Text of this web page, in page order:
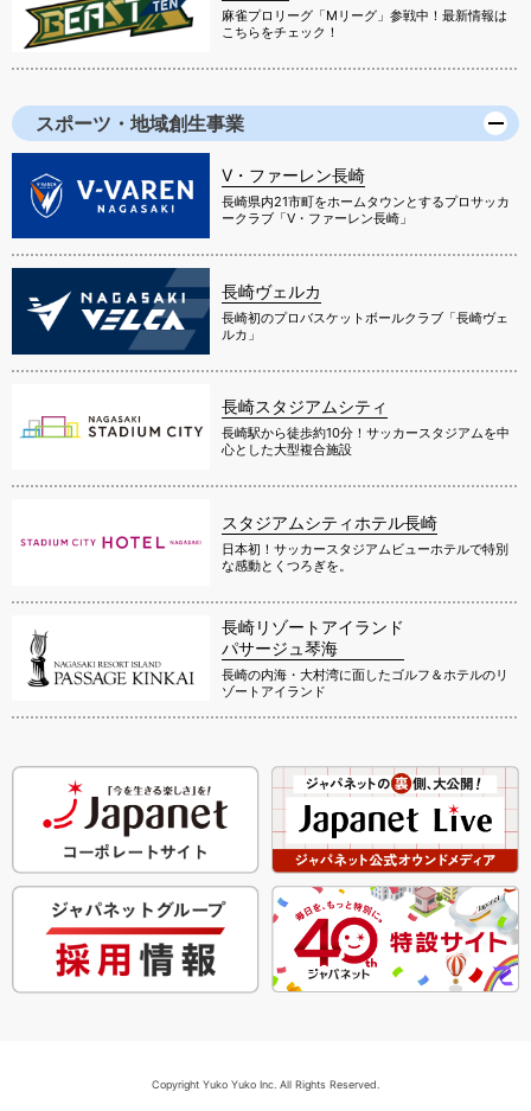
麻雀プロリーグ「Mリーグ」参戦中！最新情報は
こちらをチェック！
スポーツ・地域創生事業
V・ファーレン長崎
長崎県内21市町をホームタウンとするプロサッカ
ークラブ「V・ファーレン長崎」
長崎ヴェルカ
長崎初のプロバスケットボールクラブ「長崎ヴェ
ルカ」
長崎スタジアムシティ
長崎駅から徒歩約10分！サッカースタジアムを中
心とした大型複合施設
スタジアムシティホテル長崎
日本初！サッカースタジアムビューホテルで特別
な感動とくつろぎを。
長崎リゾートアイランド
パサージュ琴海
長崎の内海・大村湾に面したゴルフ＆ホテルのリ
ゾートアイランド
Copyright Yuko Yuko Inc. All Rights Reserved.